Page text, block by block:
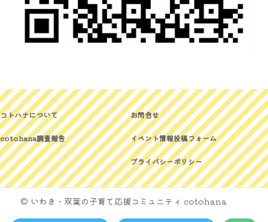
コトハナについて
cotohana調査報告
お問合せ
イベント情報投稿フォーム
プライバシーポリシー
© いわき・双葉の子育て応援コミュニティ cotohana